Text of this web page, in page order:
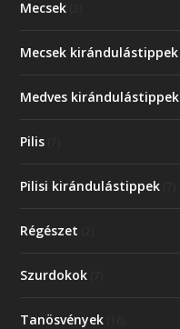
Mecsek
Mecsek kirándulástippek
Medves kirándulástippek
Pilis
Pilisi kirándulástippek
Régészet
Szurdokok
Tanösvények